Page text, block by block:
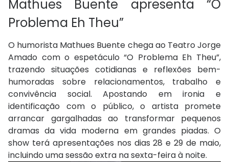
Mathues Buente apresenta “O
Problema Eh Theu”
O humorista Mathues Buente chega ao Teatro Jorge
Amado com o espetáculo “O Problema Eh Theu”,
trazendo situações cotidianas e reflexões bem-
humoradas sobre relacionamentos, trabalho e
convivência social. Apostando em ironia e
identificação com o público, o artista promete
arrancar gargalhadas ao transformar pequenos
dramas da vida moderna em grandes piadas. O
show terá apresentações nos dias 28 e 29 de maio,
incluindo uma sessão extra na sexta-feira à noite.